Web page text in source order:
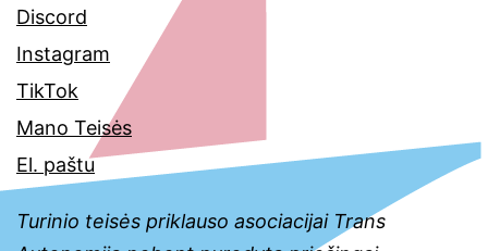
Discord
Instagram
TikTok
Mano Teisės
El. paštu
Turinio teisės priklauso asociacijai Trans